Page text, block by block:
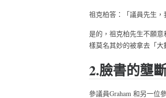
祖克柏答：「議員先生，
是的，祖克柏先生不願
樣莫名其妙的被拿去「大
2.臉書的壟
參議員Graham 和另一位